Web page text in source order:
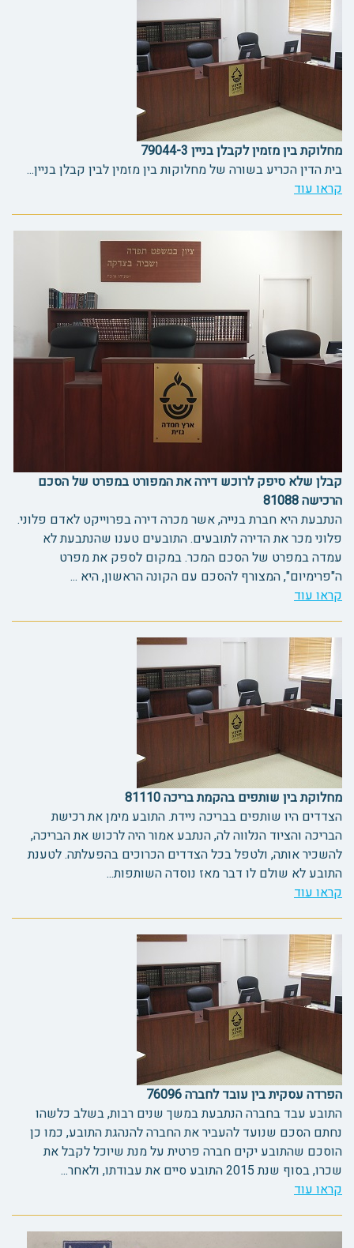
מחלוקת בין מזמין לקבלן בניין 79044-3
בית הדין הכריע בשורה של מחלוקות בין מזמין לבין קבלן בניין...
קראו עוד
קבלן שלא סיפק לרוכש דירה את המפורט במפרט של הסכם
הרכישה 81088
הנתבעת היא חברת בנייה, אשר מכרה דירה בפרוייקט לאדם פלוני.
פלוני מכר את הדירה לתובעים. התובעים טענו שהנתבעת לא
עמדה במפרט של הסכם המכר. במקום לספק את מפרט
ה"פרימיום", המצורף להסכם עם הקונה הראשון, היא ...
קראו עוד
מחלוקת בין שותפים בהקמת בריכה 81110
הצדדים היו שותפים בבריכה ניידת. התובע מימן את רכישת
הבריכה והציוד הנלווה לה, הנתבע אמור היה לרכוש את הבריכה,
להשכיר אותה, ולטפל בכל הצדדים הכרוכים בהפעלתה. לטענת
התובע לא שולם לו דבר מאז נוסדה השותפות...
קראו עוד
הפרדה עסקית בין עובד לחברה 76096
התובע עבד בחברה הנתבעת במשך שנים רבות, בשלב כלשהו
נחתם הסכם שנועד להעביר את החברה להנהגת התובע, כמו כן
הוסכם שהתובע יקים חברה פרטית על מנת שיוכל לקבל את
שכרו, בסוף שנת 2015 התובע סיים את עבודתו, ולאחר...
קראו עוד